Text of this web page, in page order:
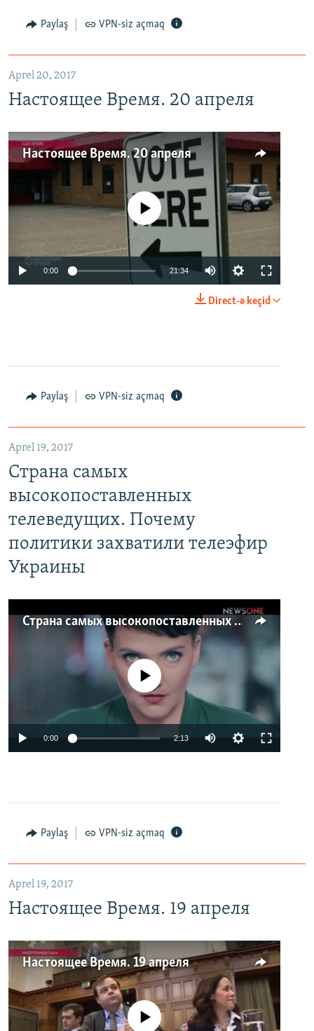
Paylaş VPN-siz açmaq
Aprel 20, 2017
Настоящее Время. 20 апреля
Настоящее Время. 20 апреля
No media source currently available
0:00 21:34
Direct-ə keçid
Paylaş VPN-siz açmaq
Aprel 19, 2017
Страна самых
высокопоставленных
телеведущих. Почему
политики захватили телеэфир
Украины
Страна самых высокопоставленных телеведущих. Почему политики захватили телеэфир Украины
No media source currently available
0:00 2:13
Paylaş VPN-siz açmaq
Aprel 19, 2017
Настоящее Время. 19 апреля
Настоящее Время. 19 апреля
No media source currently available